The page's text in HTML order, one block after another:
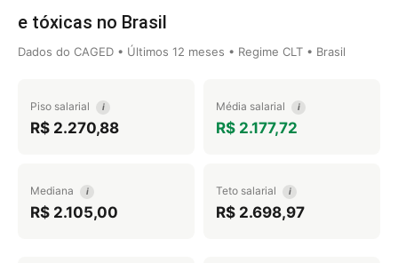
e tóxicas no Brasil
Dados do CAGED • Últimos 12 meses • Regime CLT • Brasil
Piso salarial i
R$ 2.270,88
Média salarial i
R$ 2.177,72
Mediana i
R$ 2.105,00
Teto salarial i
R$ 2.698,97